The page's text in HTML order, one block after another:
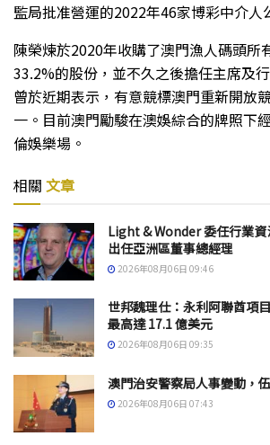
監局批准營運的2022年46家博彩中介人
陳榮煉於2020年收購了澳門漁人碼頭所
33.2%的股份，並不久之後擔任主席及
曾於近期表示，有意競標澳門重新開放
一。目前澳門勵駿在澳娛綜合的牌照下
倫娛樂場。
相關 文章
Light & Wonder 委任行業
出任亞洲區董事總經理
2026年08月06日 09:46
世邦魏理仕：永利阿聯酋項
最高達 17.1 億美元
2026年08月06日 09:35
澳門治安警察局人事變動，
2026年08月06日 07:43